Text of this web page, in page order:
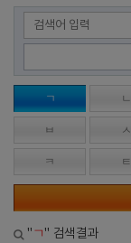
ㄱ ㄴ
ㅂ ㅅ
ㅋ ㅌ
"ㄱ" 검색결과